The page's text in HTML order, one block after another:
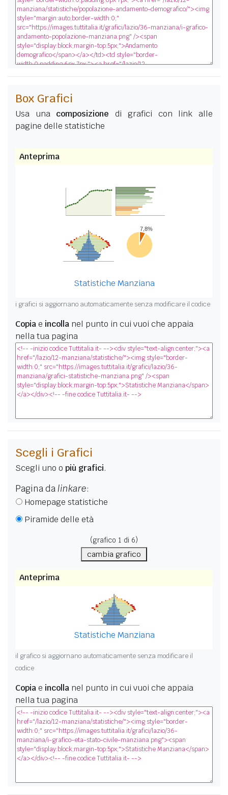
Box Grafici
Usa una composizione di grafici con link alle
pagine delle statistiche
Anteprima
Statistiche Manziana
i grafici si aggiornano automaticamente senza modificare il codice
Copiae incolla nel punto in cui vuoi che appaia
nella tua pagina
Scegli i Grafici
Scegli uno o più grafici.
Pagina dalinkare:
Homepage statistiche
Piramide delle età
(grafico 1 di 6)
cambia grafico
Anteprima
Statistiche Manziana
il grafico si aggiornano automaticamente senza modificare il
codice
Copiae incolla nel punto in cui vuoi che appaia
nella tua pagina